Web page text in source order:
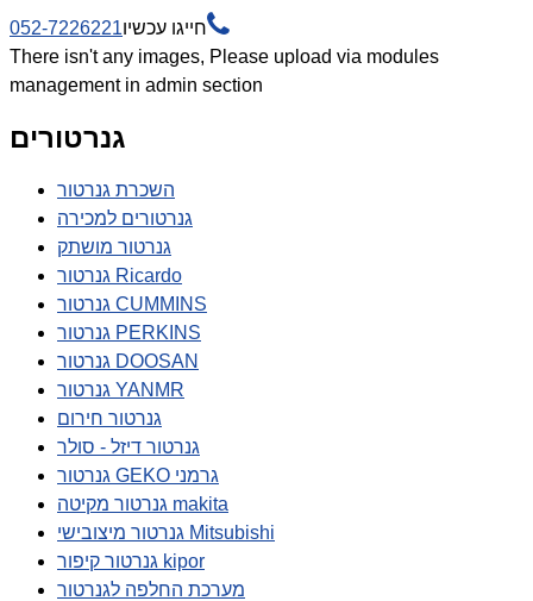
חייגו עכשיו052-7226221 
There isn't any images, Please upload via modules
management in admin section
גנרטורים
השכרת גנרטור
גנרטורים למכירה
גנרטור מושתק
גנרטור Ricardo
גנרטור CUMMINS
גנרטור PERKINS
גנרטור DOOSAN
גנרטור YANMR
גנרטור חירום
גנרטור דיזל - סולר
גנרטור GEKO גרמני
גנרטור מקיטה makita
גנרטור מיצובישי Mitsubishi
גנרטור קיפור kipor
מערכת החלפה לגנרטור